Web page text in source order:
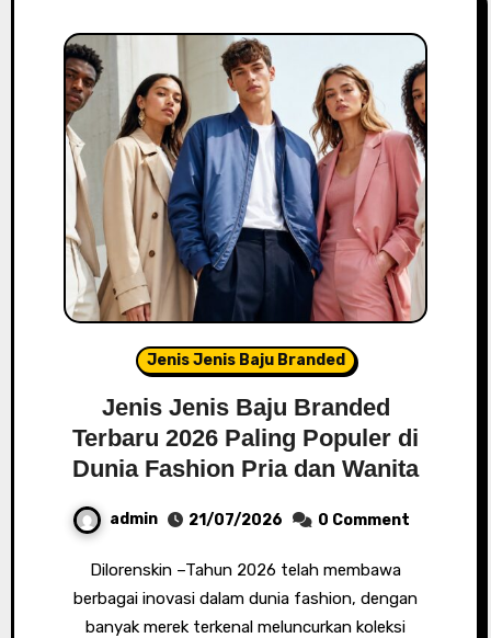
Jenis Jenis Baju Branded
Jenis Jenis Baju Branded
Terbaru 2026 Paling Populer di
Dunia Fashion Pria dan Wanita
admin 21/07/2026 0 Comment
Dilorenskin –Tahun 2026 telah membawa
berbagai inovasi dalam dunia fashion, dengan
banyak merek terkenal meluncurkan koleksi